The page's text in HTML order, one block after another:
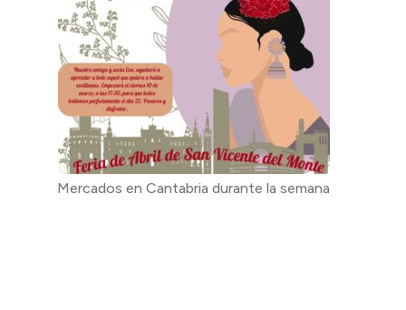
Mercados en Cantabria durante la semana